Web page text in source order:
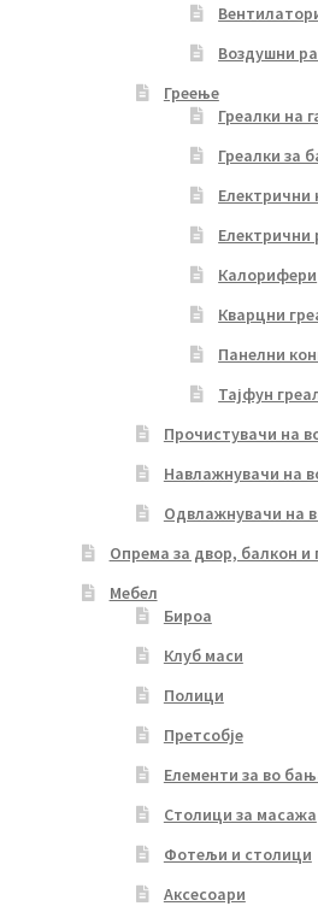
Воздушни
Греење
Греалки на
Греалки за
Електрични
Електрични
Калорифери
Кварцни
Панелни
Тајфун
Прочистувачи на
Навлажнувачи на
Одвлажнувачи на
Опрема за двор, балкон и
Мебел
Бироа
Клуб маси
Полици
Претсобје
Елементи за во
Столици за масажа
Фотељи и столици
Аксесоари